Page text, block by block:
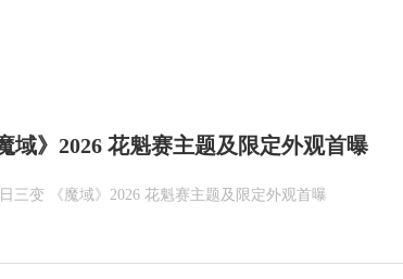
域》2026 花魁赛主题及限定外观首曝
三变 《魔域》2026 花魁赛主题及限定外观首曝